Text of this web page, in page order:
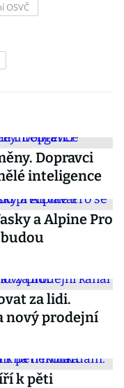
OSVČ
Dopravci
inteligence
a Alpine Pro
za lidi.
nový prodejní
k pěti